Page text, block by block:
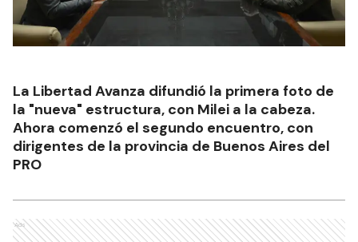
La Libertad Avanza difundió la primera foto de
la "nueva" estructura, con Milei a la cabeza.
Ahora comenzó el segundo encuentro, con
dirigentes de la provincia de Buenos Aires del
PRO
Ads